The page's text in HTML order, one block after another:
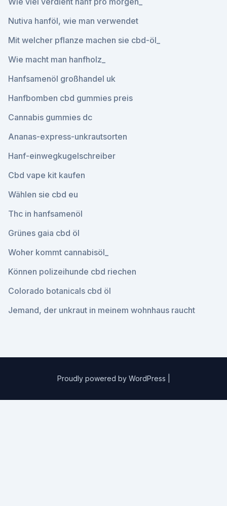
Nutiva hanföl, wie man verwendet
Mit welcher pflanze machen sie cbd-öl_
Wie macht man hanfholz_
Hanfsamenöl großhandel uk
Hanfbomben cbd gummies preis
Cannabis gummies dc
Ananas-express-unkrautsorten
Hanf-einwegkugelschreiber
Cbd vape kit kaufen
Wählen sie cbd eu
Thc in hanfsamenöl
Grünes gaia cbd öl
Woher kommt cannabisöl_
Können polizeihunde cbd riechen
Colorado botanicals cbd öl
Jemand, der unkraut in meinem wohnhaus raucht
Proudly powered by WordPress